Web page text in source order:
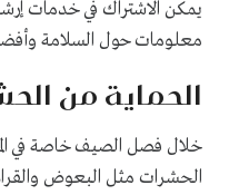
يمكن الاشتراك في خدمات
معلومات حول السلامة وأفضل
الحماية من
خلال فصل الصيف خاصة في
الحشرات مثل البعوض